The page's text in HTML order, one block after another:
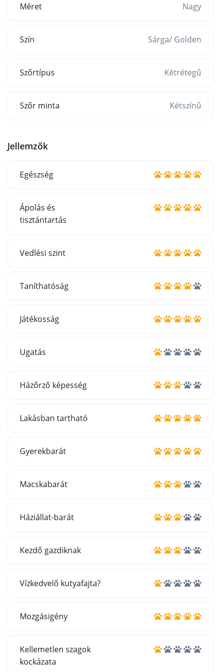
Méret Nagy
Szín Sárga/ Golden
Szőrtípus Kétrétegű
Szőr minta Kétszínű
Jellemzők
Egészség
Ápolás és
tisztántartás
Vedlési szint
Taníthatóság
Játékosság
Ugatás
Házőrző képesség
Lakásban tartható
Gyerekbarát
Macskabarát
Háziállat-barát
Kezdő gazdiknak
Vízkedvelő kutyafajta?
Mozgásigény
Kellemetlen szagok
kockázata